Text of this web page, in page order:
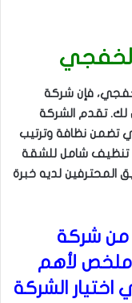
فإن شركة
لك. تقدم الشركة
تضمن نظافة وترتيب
تنظيف شامل للشقة
المحترفين لديه خبرة
من شركة
لأهم
اختيار الشركة